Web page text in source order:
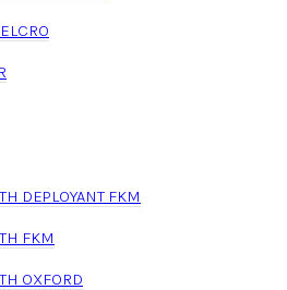
DEPLOYANT FKM
FKM
OXFORD